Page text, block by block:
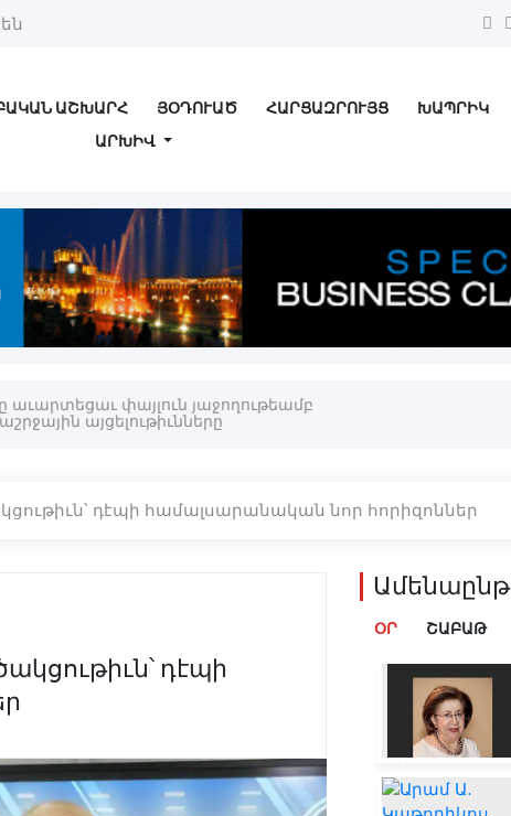
ԱՇԽԱՐՀ ՅՕԴՈՒԱԾ ՀԱՐՑԱԶՐՈՒՅՑ ԽԱՊՐԻԿ
ԱՐԽԻՎ
փայլուն յաջողութեամբ
դէպի համալսարանական նոր հորիզոններ
դէպի
ՕՐ ՇԱԲԱԹ